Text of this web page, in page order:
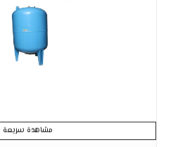
التفاصيل
مشاهدة سريعة